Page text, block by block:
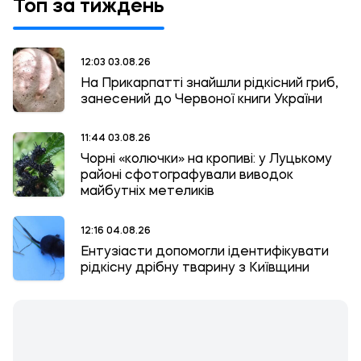
Топ за тиждень
12:03 03.08.26
На Прикарпатті знайшли рідкісний гриб,
занесений до Червоної книги України
11:44 03.08.26
Чорні «колючки» на кропиві: у Луцькому
районі сфотографували виводок
майбутніх метеликів
12:16 04.08.26
Ентузіасти допомогли ідентифікувати
рідкісну дрібну тварину з Київщини